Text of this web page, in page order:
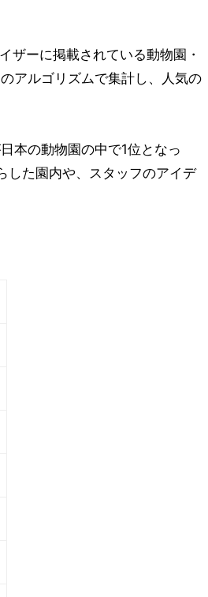
ザーに掲載されている動物園・
アルゴリズムで集計し、人気の
本の動物園の中で1位となっ
した園内や、スタッフのアイデ